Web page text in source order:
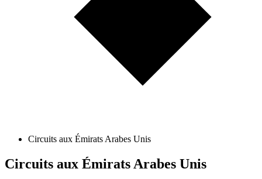
Circuits aux Émirats Arabes Unis
Circuits aux Émirats Arabes Unis